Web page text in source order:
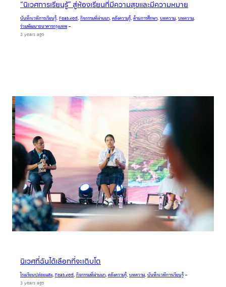
“นิเวศการเรียนรู้” สู่ห้องเรียนที่มีความสุขและมีความหมาย
บันทึกเวทีการเรียนรู้, Featured, กิจกรรมที่ผ่านมา, คลังความรู้, ด้านการศึกษา, บทความ, บทความ
ร่วมพัฒนาธนาคารกรุงเทพ–
3 years ago
นิเวศที่ฉันได้เลือกที่จะเติบโต
โรงเรียนปล่อยแสง, Featured, กิจกรรมที่ผ่านมา, คลังความรู้, บทความ, บันทึกเวทีการเรียนรู้–
3 years ago